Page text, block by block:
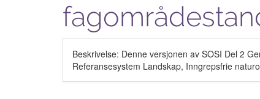
Beskrivelse: Denne versjonen av SOSI Del 2
Referansesystem Landskap, Inngrepsfrie